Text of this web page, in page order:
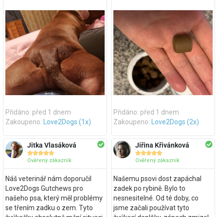
Přidáno: před 1 dnem
Zakoupeno:
Love2Dogs (1x)
Jitka Vlasáková

Ověřený zákazník
Náš veterinář nám doporučil
Love2Dogs Gutchews pro
našeho psa, který měl problémy
se třením zadku o zem. Tyto
Přidáno: před 1 dnem
Zakoupeno:
Love2Dogs (2x)
Jiřina Křivánková

Ověřený zákazník
Našemu psovi dost zapáchal
zadek po rybině. Bylo to
nesnesitelné. Od té doby, co
jsme začali používat tyto